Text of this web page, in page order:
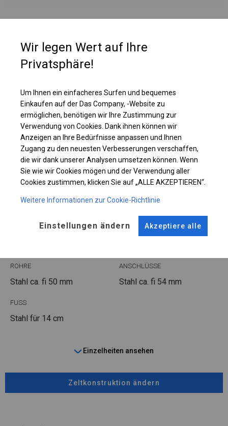
Die Seitenwände haben bei dieser Belagsart ein Flächengewicht von ca.
in Langzeitlagerzelten verwendet werden.
Einzelheiten ansehen
Plane ändern
WINTER
ROHRE
Stahl ca. fi 50 mm
ANSCHLÜSSE
Stahl ca. fi 54 mm
FUSS
Stahl für 14 cm
Einzelheiten ansehen
Zeltkonstruktion ändern
Wir legen Wert auf Ihre
Privatsphäre!
Um Ihnen ein einfacheres Surfen und bequemes
Einkaufen auf der Das Company, -Website zu
ermöglichen, benötigen wir Ihre Zustimmung zur
Verwendung von Cookies. Dank ihnen können wir
Anzeigen an Ihre Bedürfnisse anpassen und Ihnen
Zugang zu den neuesten Verbesserungen verschaffen,
die wir dank unserer Analysen umsetzen können. Wenn
Sie wie wir Cookies mögen und der Verwendung aller
Cookies zustimmen, klicken Sie auf „ALLE AKZEPTIEREN“.
Weitere Informationen zur Cookie-Richtlinie
Einstellungen ändern Akzeptiere alle